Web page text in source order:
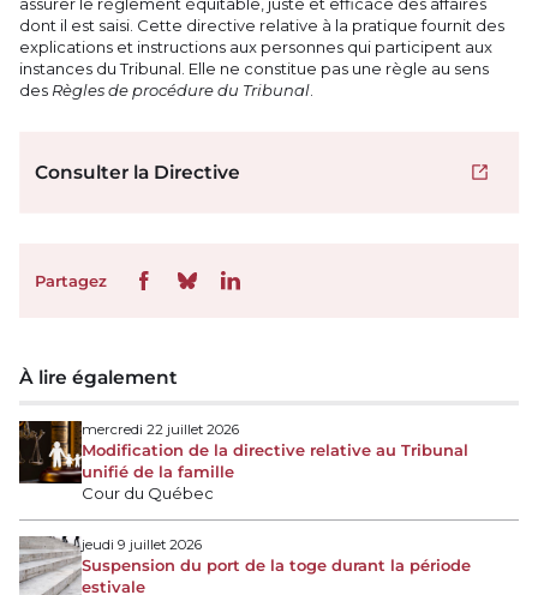
assurer le règlement équitable, juste et efficace des affaires
dont il est saisi. Cette directive relative à la pratique fournit des
explications et instructions aux personnes qui participent aux
instances du Tribunal. Elle ne constitue pas une règle au sens
des Règles de procédure du Tribunal.
Consulter la Directive Ouvrir
Partagez
À lire également
mercredi 22 juillet 2026
Modification de la directive relative au Tribunal
unifié de la famille
Cour du Québec
jeudi 9 juillet 2026
Suspension du port de la toge durant la période
estivale